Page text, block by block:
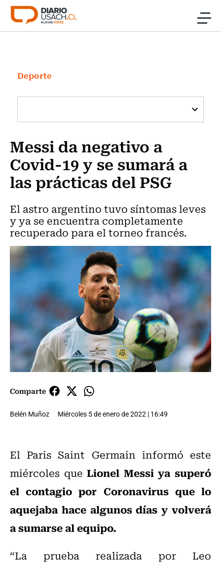
Click acá para ir directamente al contenido
Investigación
Cultura
Programas Radio y TV Usach
Deporte
Messi da negativo a
Covid-19 y se sumará a
las prácticas del PSG
El astro argentino tuvo síntomas leves
y ya se encuentra completamente
recuperado para el torneo francés.
Comparte
Belén Muñoz Miércoles 5 de enero de 2022 | 16:49
El Paris Saint Germain informó este
miércoles que Lionel Messi ya superó
el contagio por Coronavirus que lo
aquejaba hace algunos días y volverá
a sumarse al equipo.
“La prueba realizada por Leo